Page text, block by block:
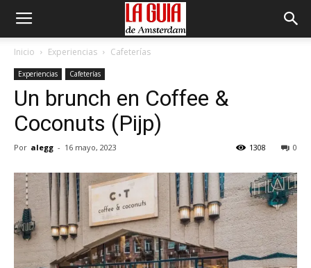
Inicio Experiencias Cafeterías
Experiencias Cafeterías
Un brunch en Coffee &
Coconuts (Pijp)
Por alegg - 16 mayo, 2023 0
1308